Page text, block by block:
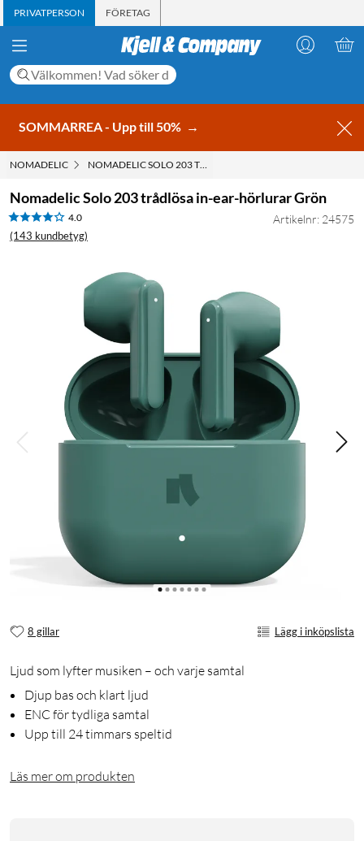
PRIVATPERSON FÖRETAG
SOMMARREA - Upp till 50% →
NOMADELIC NOMADELIC SOLO 203 TRÅDLÖSA IN-EAR-HÖRLURAR
Nomadelic Solo 203 trådlösa in-ear-hörlurar Grön
4.0
(143 kundbetyg)
Artikelnr: 24575
8 gillar Lägg i inköpslista
Ljud som lyfter musiken – och varje samtal
Djup bas och klart ljud
ENC för tydliga samtal
Upp till 24 timmars speltid
Läs mer om produkten